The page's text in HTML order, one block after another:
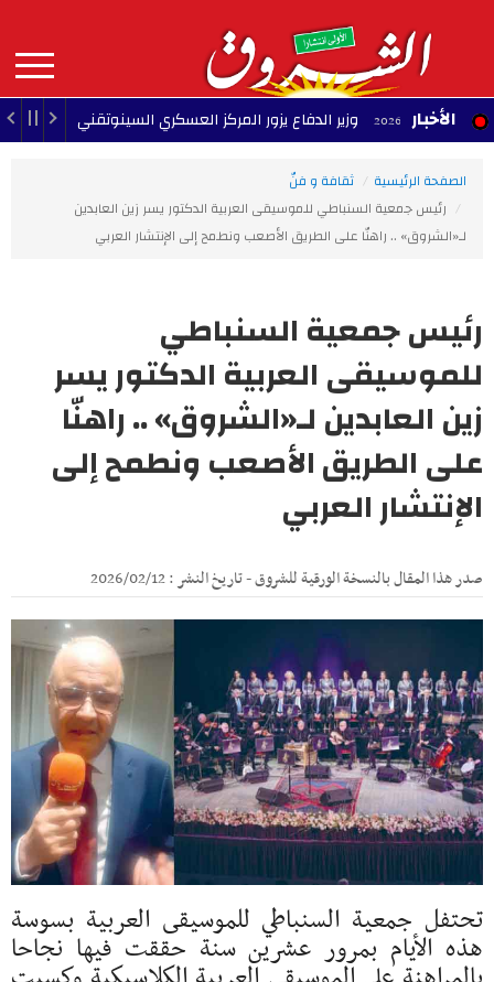
contenu
principal
MAIN
NAVIGATION الأخباروزير الدفاع يزور المركز العسكري السينوتقني 23:05 - 2026/08/07
الصفحة الرئيسية
ثقافة و فنّ
رئيس جمعية السنباطي للموسيقى العربية الدكتور يسر زين العابدين
لـ«الشروق» .. راهنّا على الطريق الأصعب ونطمح إلى الإنتشار العربي
رئيس جمعية السنباطي
للموسيقى العربية الدكتور يسر
زين العابدين لـ«الشروق» .. راهنّا
على الطريق الأصعب ونطمح إلى
الإنتشار العربي
صدر هذا المقال بالنسخة الورقية للشروق - تاريخ النشر : 2026/02/12
تحتفل جمعية السنباطي للموسيقى العربية بسوسة
هذه الأيام بمرور عشرين سنة حققت فيها نجاحا